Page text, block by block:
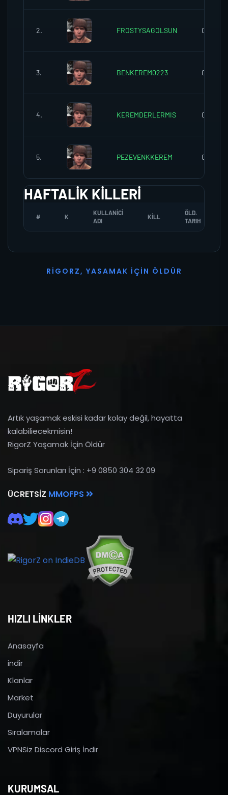
2. FROSTYSAGOLSUN 0
3. BENKEREM0223 0
4. KEREMDERLERMIS 0
5. PEZEVENKKEREM 0
HAFTALIK KILLERI
# K
KULLANICI
ADI
KILL
ÖLD.
TARIH
R I G O R Z, YASAMAK İ ÇI N Ö L D Ü R
Artık yaşamak eskisi kadar kolay değil, hayatta
kalabiliecekmisin!
RigorZ Yaşamak İçin Öldür
Sipariş Sorunları İçin : +9 0850 304 32 09
ÜCRETSIZ MMOFPS
HIZLI LİNKLER
Anasayfa
indir
Klanlar
Market
Duyurular
Sıralamalar
VPNSiz Discord Giriş İndir
KURUMSAL